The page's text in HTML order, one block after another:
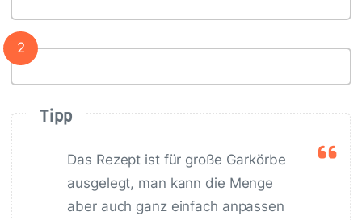
2
Tipp
Das Rezept ist für große Garkörbe
ausgelegt, man kann die Menge
aber auch ganz einfach anpassen